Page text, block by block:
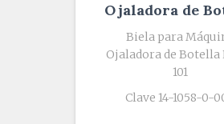
Ojaladora de
Biela para
Ojaladora de Botella
101
Clave 14-1058-0-